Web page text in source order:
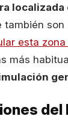
esta zona
más
del